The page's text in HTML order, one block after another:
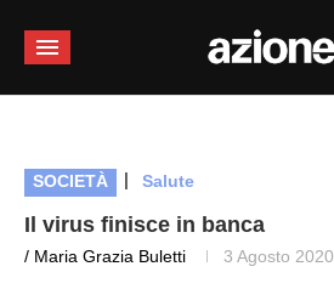
SOCIETÀ | Salute
Il virus finisce in banca
/ Maria Grazia Buletti 3 Agosto 2020